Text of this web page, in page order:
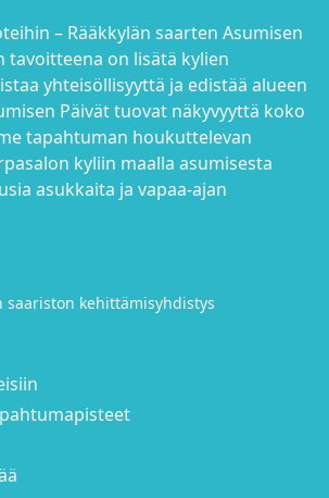
– Rääkkylän saarten Asumisen
tavoitteena on lisätä kylien
yhteisöllisyyttä ja edistää alueen
Päivät tuovat näkyvyyttä koko
tapahtuman houkuttelevan
kyliin maalla asumisesta
asukkaita ja vapaa-ajan
saariston kehittämisyhdistys